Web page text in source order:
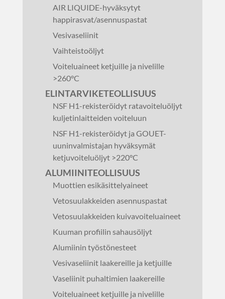
AIR LIQUIDE-hyväksytyt
happirasvat/asennuspastat
Vesivaseliinit
Vaihteistoöljyt
Voiteluaineet ketjuille ja nivelille
>260°C
ELINTARVIKETEOLLISUUS
NSF H1-rekisteröidyt ratavoiteluöljyt
kuljetinlaitteiden voiteluun
NSF H1-rekisteröidyt ja GOUET-
uuninvalmistajan hyväksymät
ketjuvoiteluöljyt >220°C
ALUMIINITEOLLISUUS
Muottien esikäsittelyaineet
Vetosuulakkeiden asennuspastat
Vetosuulakkeiden kuivavoiteluaineet
Kuuman profiilin sahausöljyt
Alumiinin työstönesteet
Vesivaseliinit laakereille ja ketjuille
Vaseliinit puhaltimien laakereille
Voiteluaineet ketjuille ja nivelille